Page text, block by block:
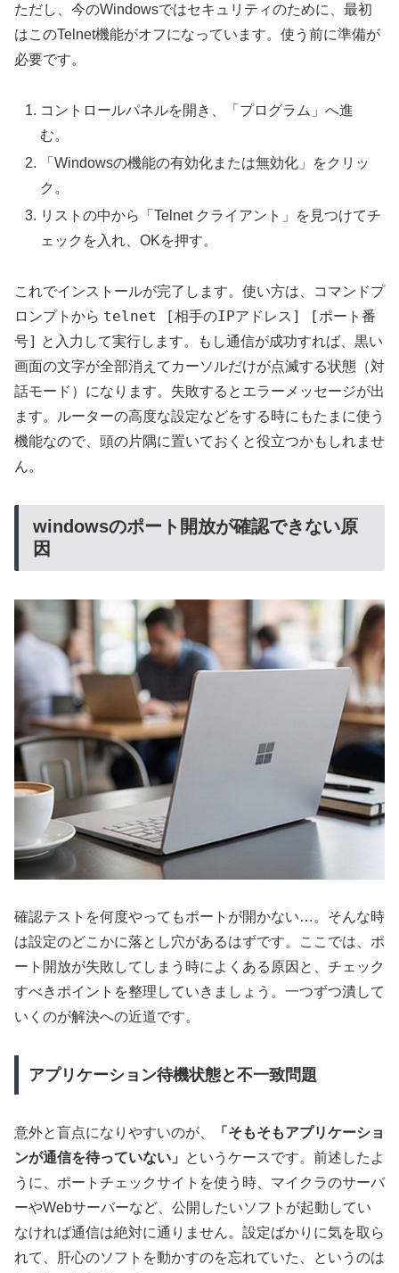
ただし、今のWindowsではセキュリティのために、最初
はこのTelnet機能がオフになっています。使う前に準備が
必要です。
コントロールパネルを開き、「プログラム」へ進
む。
「Windowsの機能の有効化または無効化」をクリッ
ク。
リストの中から「Telnet クライアント」を見つけてチ
ェックを入れ、OKを押す。
これでインストールが完了します。使い方は、コマンドプ
ロンプトから telnet [相手のIPアドレス] [ポート番
号] と入力して実行します。もし通信が成功すれば、黒い
画面の文字が全部消えてカーソルだけが点滅する状態（対
話モード）になります。失敗するとエラーメッセージが出
ます。ルーターの高度な設定などをする時にもたまに使う
機能なので、頭の片隅に置いておくと役立つかもしれませ
ん。
windowsのポート開放が確認できない原
因
確認テストを何度やってもポートが開かない…。そんな時
は設定のどこかに落とし穴があるはずです。ここでは、ポ
ート開放が失敗してしまう時によくある原因と、チェック
すべきポイントを整理していきましょう。一つずつ潰して
いくのが解決への近道です。
アプリケーション待機状態と不一致問題
意外と盲点になりやすいのが、
「そもそもアプリケーショ
ンが通信を待っていない」
というケースです。前述したよ
うに、ポートチェックサイトを使う時、マイクラのサーバ
ーやWebサーバーなど、公開したいソフトが起動してい
なければ通信は絶対に通りません。 設定ばかりに気を取ら
れて、肝心のソフトを動かすのを忘れていた、というのは